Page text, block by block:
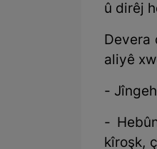
û dirêj
Devera
aliyê
-
-
kîroşk,